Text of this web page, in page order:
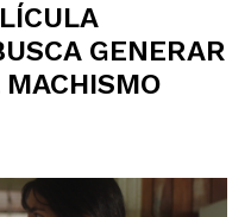
GENERAR